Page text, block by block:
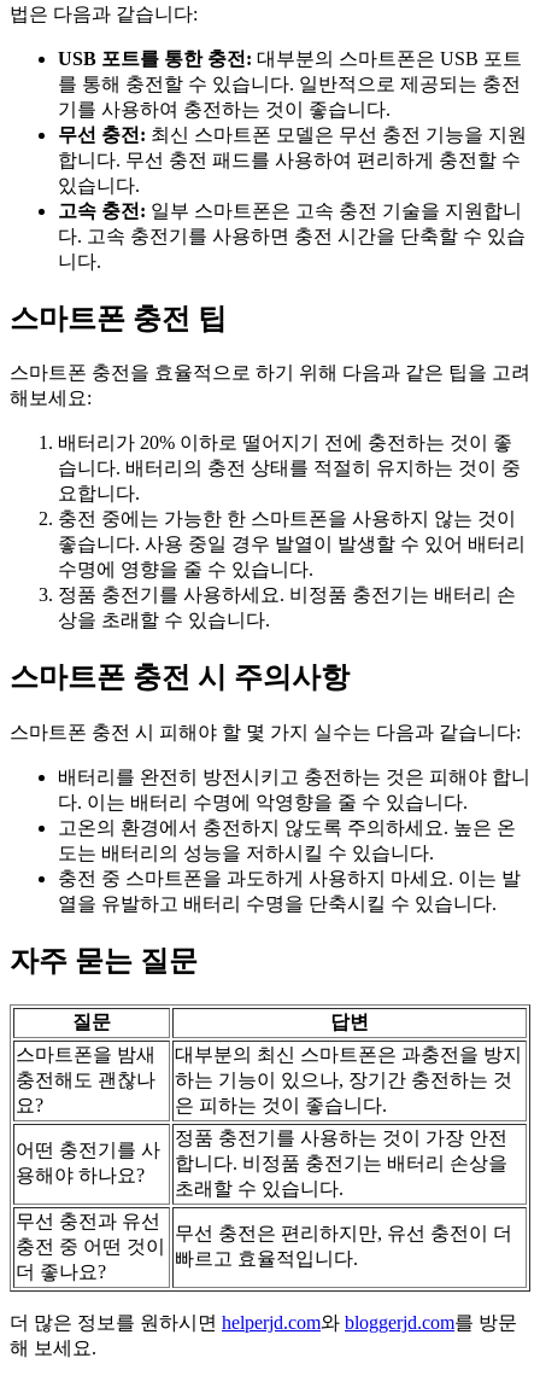
법은 다음과 같습니다:
USB 포트를 통한 충전: 대부분의 스마트폰은 USB 포트
를 통해 충전할 수 있습니다. 일반적으로 제공되는 충전
기를 사용하여 충전하는 것이 좋습니다.
무선 충전: 최신 스마트폰 모델은 무선 충전 기능을 지원
합니다. 무선 충전 패드를 사용하여 편리하게 충전할 수
있습니다.
고속 충전: 일부 스마트폰은 고속 충전 기술을 지원합니
다. 고속 충전기를 사용하면 충전 시간을 단축할 수 있습
니다.
스마트폰 충전 팁
스마트폰 충전을 효율적으로 하기 위해 다음과 같은 팁을 고려
해보세요:
배터리가 20% 이하로 떨어지기 전에 충전하는 것이 좋
습니다. 배터리의 충전 상태를 적절히 유지하는 것이 중
요합니다.
충전 중에는 가능한 한 스마트폰을 사용하지 않는 것이
좋습니다. 사용 중일 경우 발열이 발생할 수 있어 배터리
수명에 영향을 줄 수 있습니다.
정품 충전기를 사용하세요. 비정품 충전기는 배터리 손
상을 초래할 수 있습니다.
스마트폰 충전 시 주의사항
스마트폰 충전 시 피해야 할 몇 가지 실수는 다음과 같습니다:
배터리를 완전히 방전시키고 충전하는 것은 피해야 합니
다. 이는 배터리 수명에 악영향을 줄 수 있습니다.
고온의 환경에서 충전하지 않도록 주의하세요. 높은 온
도는 배터리의 성능을 저하시킬 수 있습니다.
충전 중 스마트폰을 과도하게 사용하지 마세요. 이는 발
열을 유발하고 배터리 수명을 단축시킬 수 있습니다.
자주 묻는 질문
질문
답변
스마트폰을 밤새
충전해도 괜찮나
요?
대부분의 최신 스마트폰은 과충전을 방지
하는 기능이 있으나, 장기간 충전하는 것
은 피하는 것이 좋습니다.
어떤 충전기를 사
용해야 하나요?
정품 충전기를 사용하는 것이 가장 안전
합니다. 비정품 충전기는 배터리 손상을
초래할 수 있습니다.
무선 충전과 유선
충전 중 어떤 것이
더 좋나요?
무선 충전은 편리하지만, 유선 충전이 더
빠르고 효율적입니다.
더 많은 정보를 원하시면 helperjd.com와 bloggerjd.com를 방문
해 보세요.